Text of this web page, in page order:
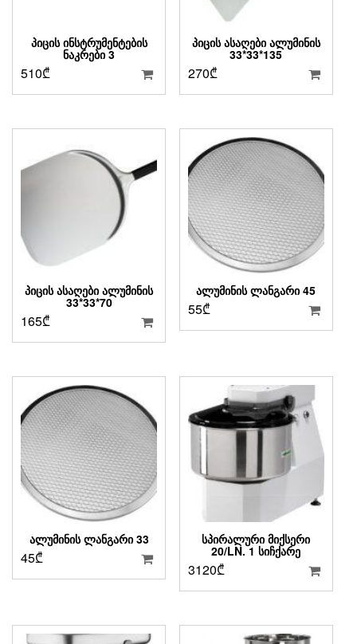
ᲞᲘᲪᲘᲡ ᲘᲜᲡᲢᲠᲣᲛᲔᲜᲢᲔᲑᲘᲡ
ᲜᲐᲙᲠᲔᲑᲘ 3
510₾
ᲞᲘᲪᲘᲡ ᲐᲡᲐᲦᲔᲑᲘ ᲐᲚᲣᲛᲘᲜᲘᲡ
33*33*135
270₾
ᲞᲘᲪᲘᲡ ᲐᲡᲐᲦᲔᲑᲘ ᲐᲚᲣᲛᲘᲜᲘᲡ
33*33*70
165₾
ᲐᲚᲣᲛᲘᲜᲘᲡ ᲚᲐᲜᲒᲐᲠᲘ 45
55₾
ᲐᲚᲣᲛᲘᲜᲘᲡ ᲚᲐᲜᲒᲐᲠᲘ 33
45₾
ᲡᲞᲘᲠᲐᲚᲣᲠᲘ ᲛᲘᲥᲡᲔᲠᲘ
20/LN. 1 ᲡᲘᲩᲥᲐᲠᲔ
3120₾